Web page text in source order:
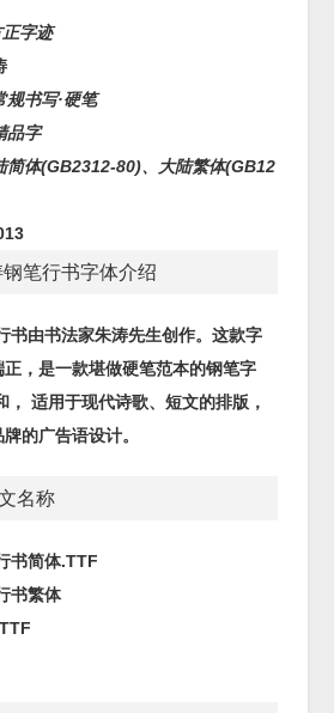
正字迹
规书写·硬笔
品字
简体(GB2312-80)、
大陆繁体(GB12
笔行书字体介绍
书由书法家朱涛先生创作。这款字
，是一款堪做硬笔范本的钢笔字
， 适用于现代诗歌、短文的排版，
的广告语设计。
名称
书简体.TTF
书繁体